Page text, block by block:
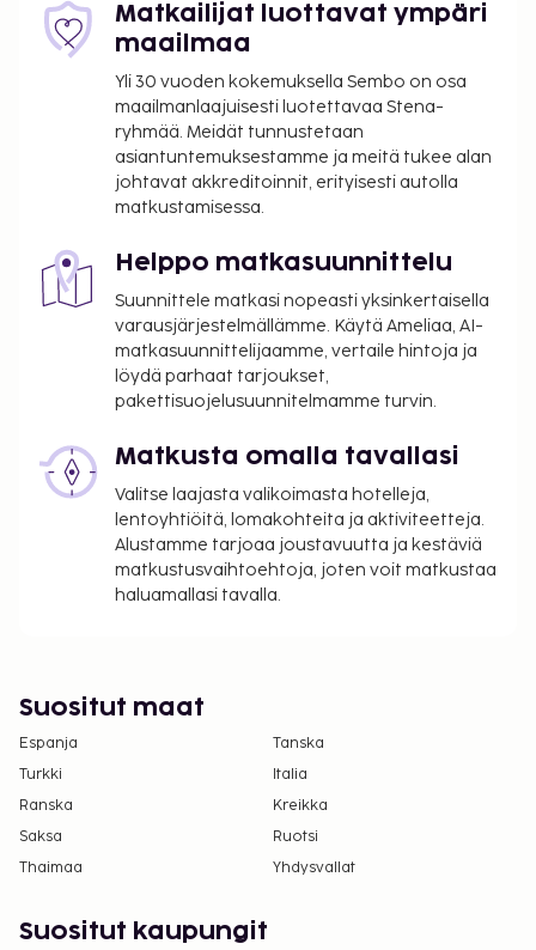
takuumaksut eivät välttämättä sisällä veroja, ja ne
saattavat muuttua.
Hotelli varaa oikeuden kieltäytyä
tietyntyyppisistä ryhmä- tai juhlavarauksista,
mukaan lukien polttarijuhlat.
Majoituspaikassa on tarjolla
yhdistettäviä/vierekkäisiä huoneita, joiden
ottamalla yhteyttä majoituspaikkaan.
Yhteystiedot löytyvät varausvahvistuksesta.
Autoa suositellaan tähän majoituspaikkaan
pääsemiseksi.
Matkailijat luottavat ympäri
maailmaa
Yli 30 vuoden kokemuksella Sembo on osa
maailmanlaajuisesti luotettavaa Stena-
ryhmää. Meidät tunnustetaan
asiantuntemuksestamme ja meitä tukee alan
johtavat akkreditoinnit, erityisesti autolla
matkustamisessa.
Helppo matkasuunnittelu
Suunnittele matkasi nopeasti yksinkertaisella
varausjärjestelmällämme. Käytä Ameliaa, AI-
matkasuunnittelijaamme, vertaile hintoja ja
löydä parhaat tarjoukset,
pakettisuojelusuunnitelmamme turvin.
Matkusta omalla tavallasi
Valitse laajasta valikoimasta hotelleja,
lentoyhtiöitä, lomakohteita ja aktiviteetteja.
Alustamme tarjoaa joustavuutta ja kestäviä
matkustusvaihtoehtoja, joten voit matkustaa
haluamallasi tavalla.
Suositut maat
Espanja
Tanska
Turkki
Italia
Ranska
Kreikka
Saksa
Ruotsi
Thaimaa
Yhdysvallat
Suositut kaupungit